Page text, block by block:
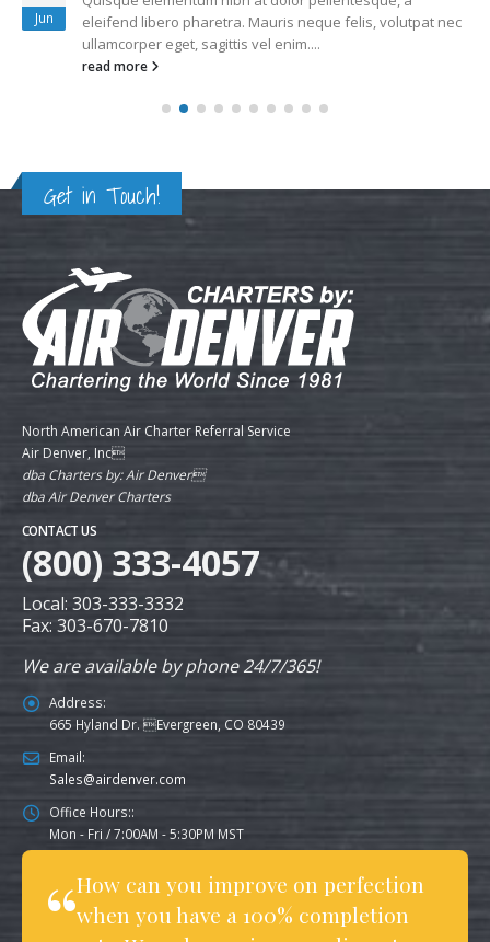
Jun
eleifend libero pharetra. Mauris neque felis, volutpat nec
ullamcorper eget, sagittis vel enim....
read more
Get in Touch!
North American Air Charter Referral Service
Air Denver, Inc
dba Charters by: Air Denver
dba Air Denver Charters
CONTACT US
(800) 333-4057
Local: 303-333-3332
Fax: 303-670-7810
We are available by phone 24/7/365!
Address:
665 Hyland Dr. Evergreen, CO 80439
Email:
Sales@airdenver.com
Office Hours::
Mon - Fri / 7:00AM - 5:30PM MST
How can you improve on perfection
when you have a 100% completion